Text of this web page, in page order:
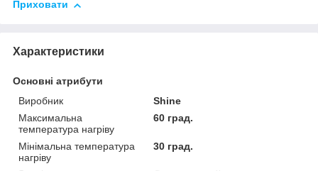
Приховати
Характеристики
Основні атрибути
Виробник
Shine
Максимальна
температура нагріву
60 град.
Мінімальна температура
нагріву
30 град.